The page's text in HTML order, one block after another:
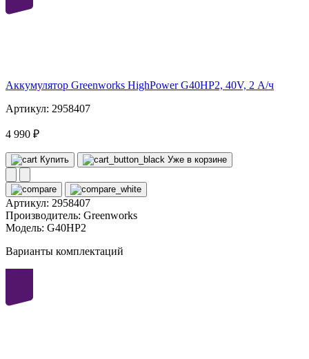
Аккумулятор Greenworks HighPower G40HP2, 40V, 2 А/ч
Артикул: 2958407
4 990 ₽
Купить Уже в корзине
Артикул: 2958407
Производитель: Greenworks
Модель: G40HP2
Варианты комплектаций